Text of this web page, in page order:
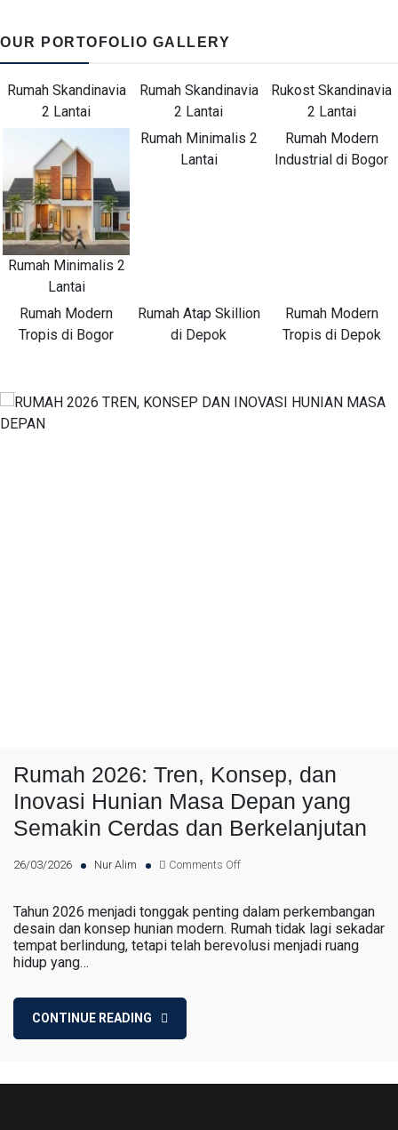
OUR PORTOFOLIO GALLERY
Rumah Skandinavia
2 Lantai
Rumah Skandinavia
2 Lantai
Rukost Skandinavia
2 Lantai
Rumah Minimalis 2
Lantai
Rumah Minimalis 2
Lantai
Rumah Modern
Industrial di Bogor
Rumah Modern
Tropis di Bogor
Rumah Atap Skillion
di Depok
Rumah Modern
Tropis di Depok
Rumah 2026: Tren, Konsep, dan
Inovasi Hunian Masa Depan yang
Semakin Cerdas dan Berkelanjutan
26/03/2026 Nur Alim Comments Off
Tahun 2026 menjadi tonggak penting dalam perkembangan
desain dan konsep hunian modern. Rumah tidak lagi sekadar
tempat berlindung, tetapi telah berevolusi menjadi ruang
hidup yang…
CONTINUE READING